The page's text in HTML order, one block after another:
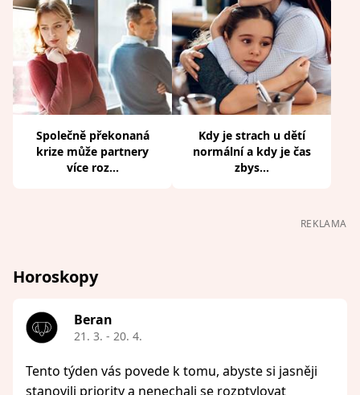
Společně překonaná
krize může partnery
více roz...
Kdy je strach u dětí
normální a kdy je čas
zbys...
REKLAMA
Horoskopy
Beran
21. 3. - 20. 4.
Tento týden vás povede k tomu, abyste si jasněji
stanovili priority a nenechali se rozptylovat